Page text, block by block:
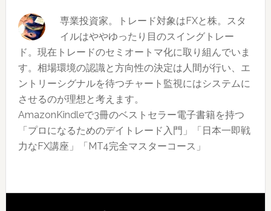
も
あ
り
週）
グ
位
銘
年
第
専業投資家。トレード対象はFXと株。スタ
イルはややゆったり目のスイングトレー
ド。現在トレードのセミオートマ化に取り組んでいま
す。相場環境の認識と方向性の決定は人間が行い、エ
ントリーシグナルを待つチャート監視にはシステムに
させるのが理想と考えます。
AmazonKindleで3冊のベストセラー電子書籍を持つ
「プロになるためのデイトレード入門」「日本一即戦
力なFX講座」「MT4完全マスターコース」